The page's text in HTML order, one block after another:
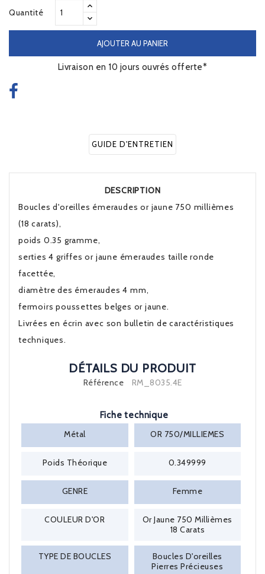
Quantité
AJOUTER AU PANIER
Livraison en 10 jours ouvrés offerte*
GUIDE D'ENTRETIEN
DESCRIPTION
Boucles d'oreilles émeraudes or jaune 750 millièmes
(18 carats),
poids 0.35 gramme,
serties 4 griffes or jaune émeraudes taille ronde
facettée,
diamètre des émeraudes 4 mm,
fermoirs poussettes belges or jaune.
Livrées en écrin avec son bulletin de caractéristiques
techniques.
DÉTAILS DU PRODUIT
Référence RM_8035.4E
Fiche technique
Métal
OR 750/MILLIEMES
Poids Théorique 0.349999
GENRE Femme
COULEUR D'OR
Or Jaune 750 Millièmes
18 Carats
TYPE DE BOUCLES
Boucles D'oreilles
Pierres Précieuses